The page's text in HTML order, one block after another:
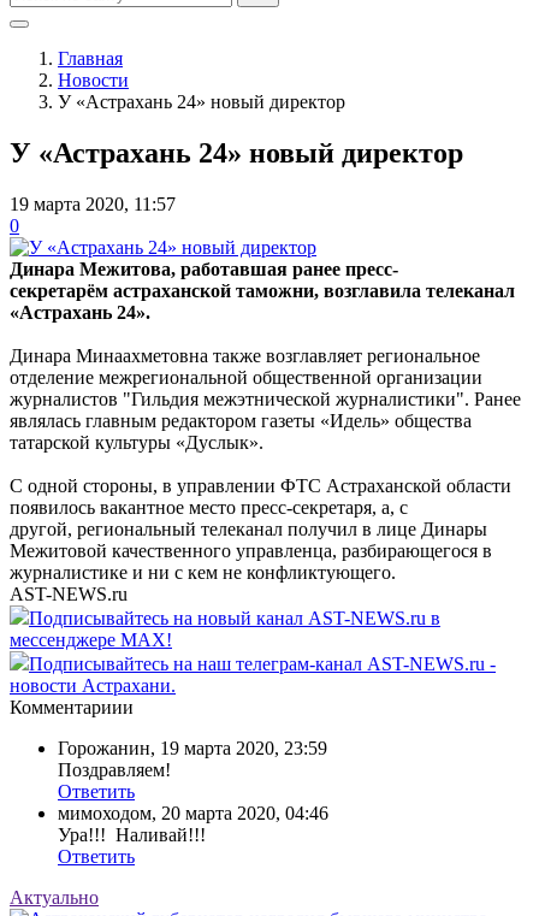
Главная
Новости
У «Астрахань 24» новый директор
У «Астрахань 24» новый директор
19 марта 2020, 11:57
0
Динара Межитова, работавшая ранее пресс-
секретарём астраханской таможни, возглавила телеканал
«Астрахань 24».
Динара Минаахметовна также возглавляет региональное
отделение межрегиональной общественной организации
журналистов "Гильдия межэтнической журналистики". Ранее
являлась главным редактором газеты «Идель» общества
татарской культуры «Дуслык».
С одной стороны, в управлении ФТС Астраханской области
появилось вакантное место пресс-секретаря, а, с
другой, региональный телеканал получил в лице Динары
Межитовой качественного управленца, разбирающегося в
журналистике и ни с кем не конфликтующего.
AST-NEWS.ru
Подписывайтесь на новый канал AST-NEWS.ru в
мессенджере MAX!
Подписывайтесь на наш телеграм-канал AST-NEWS.ru -
новости Астрахани.
Комментариии
Горожанин, 19 марта 2020, 23:59
Поздравляем!
Ответить
мимоходом, 20 марта 2020, 04:46
Ура!!! Наливай!!!
Ответить
Актуально